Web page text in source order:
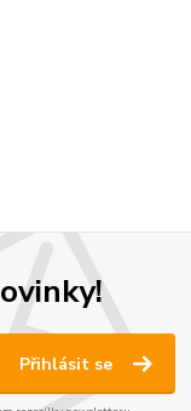
Přihlásit se